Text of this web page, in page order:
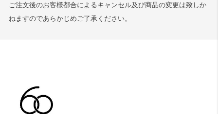
ご注文後のお客様都合によるキャンセル及び商品の変更は致しか
ねますのであらかじめご了承ください。